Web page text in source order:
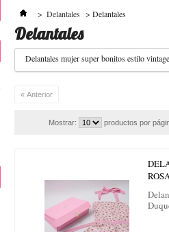
> Delantales > Delantales
Delantales
Delantales mujer super bonitos estilo
« Anterior
Mostrar: productos por